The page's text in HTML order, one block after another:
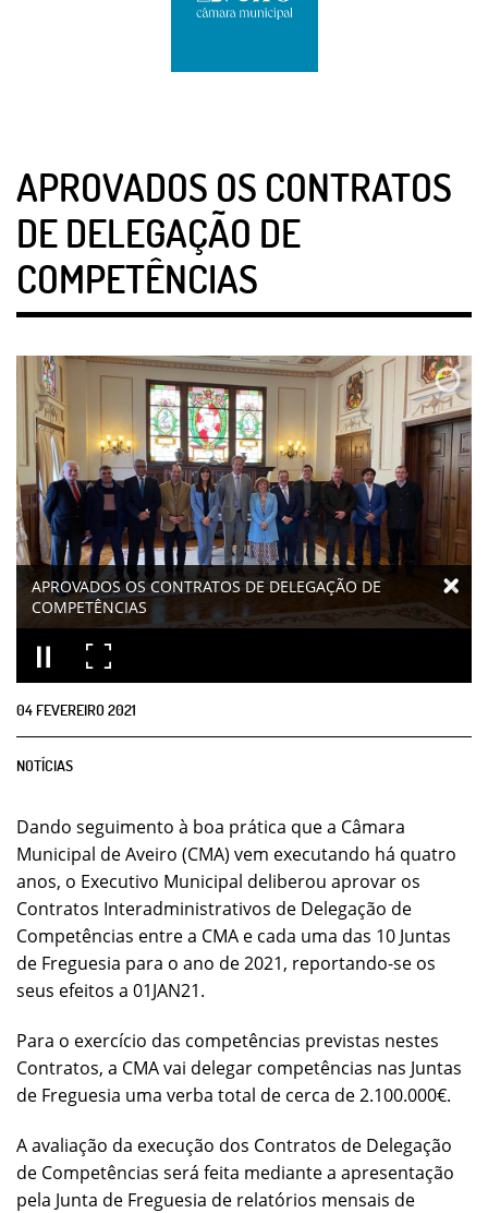
APROVADOS OS CONTRATOS
DE DELEGAÇÃO DE
COMPETÊNCIAS
APROVADOS OS CONTRATOS DE DELEGAÇÃO DE
COMPETÊNCIAS
04 FEVEREIRO2021
NOTÍCIAS
Dando seguimento à boa prática que a Câmara
Municipal de Aveiro (CMA) vem executando há quatro
anos, o Executivo Municipal deliberou aprovar os
Contratos Interadministrativos de Delegação de
Competências entre a CMA e cada uma das 10 Juntas
de Freguesia para o ano de 2021, reportando-se os
seus efeitos a 01JAN21.
Para o exercício das competências previstas nestes
Contratos, a CMA vai delegar competências nas Juntas
de Freguesia uma verba total de cerca de 2.100.000€.
A avaliação da execução dos Contratos de Delegação
de Competências será feita mediante a apresentação
pela Junta de Freguesia de relatórios mensais de